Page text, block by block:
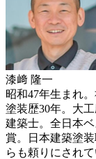
漆﨑 隆一
昭和47年生まれ
塗装歴30年。大
建築士。全日本
賞。日本建築塗
らも頼りにされ